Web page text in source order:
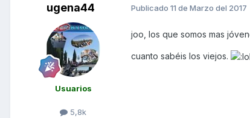
ugena44
Usuarios
5,8k
Publicado 11 de Marzo del 2017
joo, los que somos mas
cuanto sabéis los viejos.